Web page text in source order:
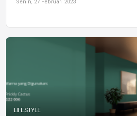
Senin, 27 Februari 2023
LIFESTYLE